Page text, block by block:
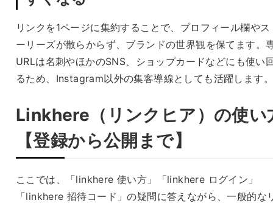
リンクを1ページに集約することで、プロフィール欄やス
ーリーズが散らからず、ブランドの世界観を保てます。
URLは名刺やほかのSNS、ショップカードなどにも使い
るため、Instagram以外の集客導線としても活躍します。
Linkhere（リンクヒア）の使い
【登録から公開まで】
ここでは、「linkhere 使い方」「linkhere ログイン」
「linkhere 招待コード」の疑問に答えながら、一般的な